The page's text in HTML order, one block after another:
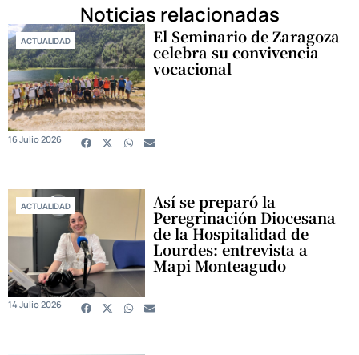
Noticias relacionadas
ACTUALIDAD El Seminario de Zaragoza
celebra su convivencia
vocacional
16 Julio 2026
ACTUALIDAD Así se preparó la
Peregrinación Diocesana
de la Hospitalidad de
Lourdes: entrevista a
Mapi Monteagudo
14 Julio 2026